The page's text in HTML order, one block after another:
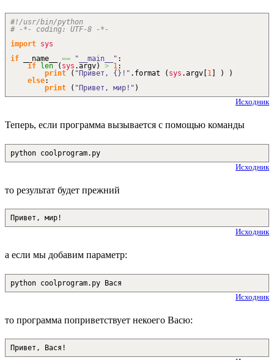
#!/usr/bin/python
# -*- coding: UTF-8 -*-
import sys
if __name__ == "__main__" :
if
len ( sys .argv) > 1:
print
( "Привет, {}!" . format ( sys .argv 1 )
)
else:
print
( "Привет, мир!" )
Исходник
Теперь, если программа вызывается с помощью команды
python coolprogram.py
Исходник
то результат будет прежний
Привет, мир!
Исходник
а если мы добавим параметр:
python coolprogram.py Вася
Исходник
то программа поприветствует некоего Васю:
Привет, Вася!